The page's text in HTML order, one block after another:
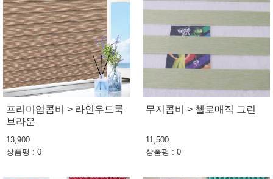
프리미엄콤비 > 라인우드룩
브라운
13,900
상품평 : 0
무지콤비 > 첼로매직 그린
11,500
상품평 : 0